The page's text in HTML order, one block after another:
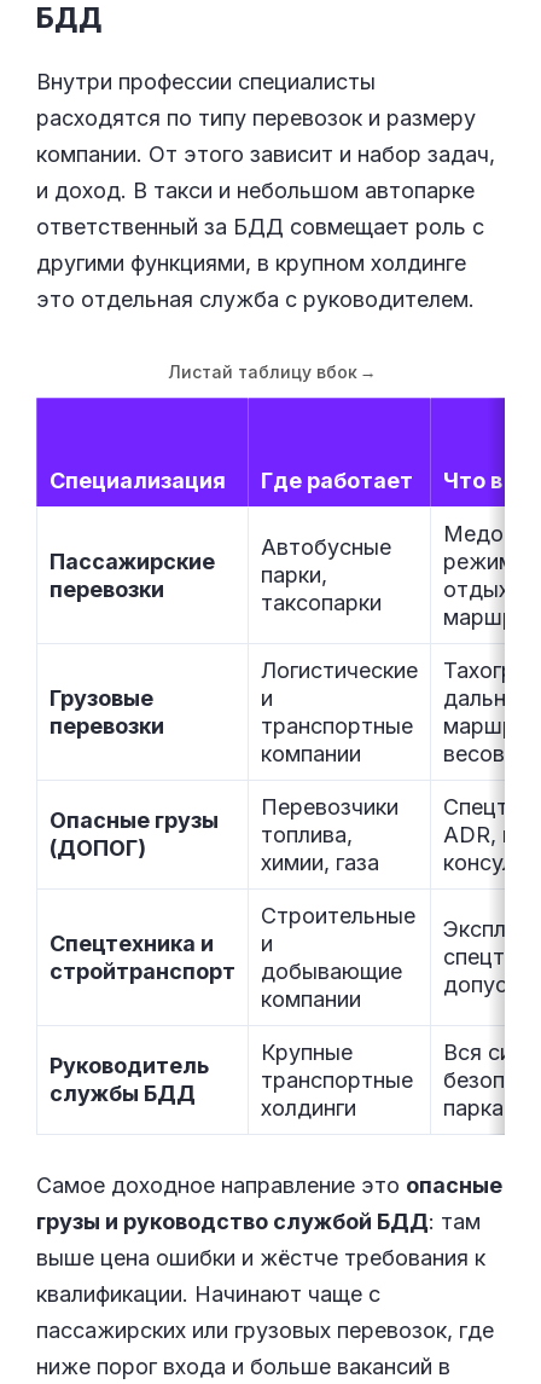
БДД
Внутри профессии специалисты
расходятся по типу перевозок и размеру
компании. От этого зависит и набор задач,
и доход. В такси и небольшом автопарке
ответственный за БДД совмещает роль с
другими функциями, в крупном холдинге
это отдельная служба с руководителем.
Листай таблицу вбок →
Специализация Где работает Что в
Пассажирские
перевозки
Автобусные
парки,
таксопарки
режим
отдыха,
Грузовые
перевозки
Логистические
и
транспортные
компании
дальние
весовой
Опасные грузы
(ДОПОГ)
Перевозчики
топлива,
химии, газа
ADR,
Спецтехника и
стройтранспорт
Строительные
и
добывающие
компании
допуски
Руководитель
службы БДД
Крупные
транспортные
холдинги
Вся
парка
Самое доходное направление это опасные
грузы и руководство службой БДД: там
выше цена ошибки и жёстче требования к
квалификации. Начинают чаще с
пассажирских или грузовых перевозок, где
ниже порог входа и больше вакансий в